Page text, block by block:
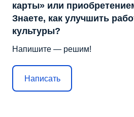
карты» или
Знаете, как улучшить
культуры?
Напишите — решим!
Написать